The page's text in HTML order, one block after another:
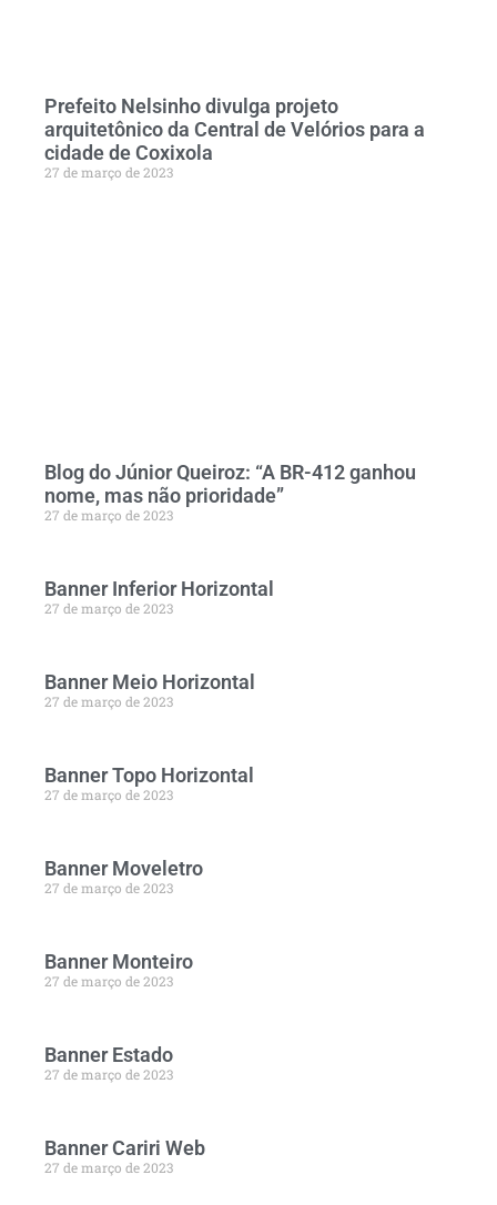
Prefeito Nelsinho divulga projeto
arquitetônico da Central de Velórios para a
cidade de Coxixola
27 de março de 2023
Blog do Júnior Queiroz: “A BR-412 ganhou
nome, mas não prioridade”
27 de março de 2023
Banner Inferior Horizontal
27 de março de 2023
Banner Meio Horizontal
27 de março de 2023
Banner Topo Horizontal
27 de março de 2023
Banner Moveletro
27 de março de 2023
Banner Monteiro
27 de março de 2023
Banner Estado
27 de março de 2023
Banner Cariri Web
27 de março de 2023